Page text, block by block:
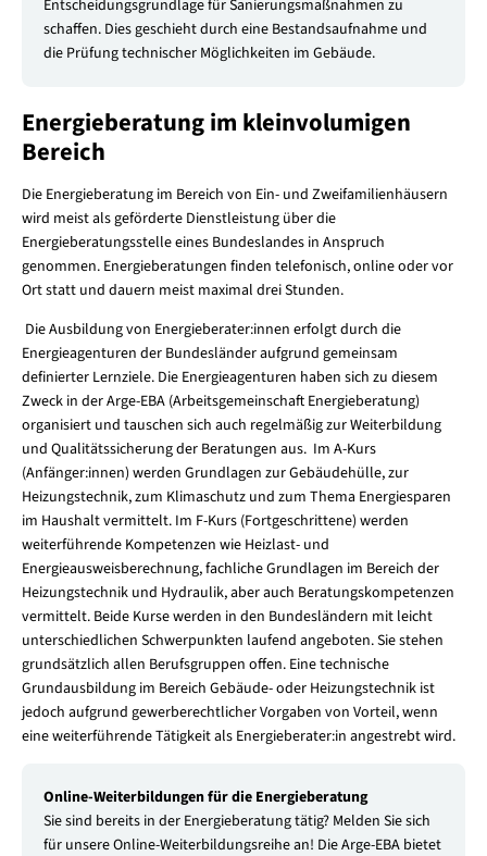
Entscheidungsgrundlage für Sanierungsmaßnahmen zu
schaffen. Dies geschieht durch eine Bestandsaufnahme und
die Prüfung technischer Möglichkeiten im Gebäude.
Energieberatung im kleinvolumigen
Bereich
Die Energieberatung im Bereich von Ein- und Zweifamilienhäusern
wird meist als geförderte Dienstleistung über die
Energieberatungsstelle eines Bundeslandes in Anspruch
genommen. Energieberatungen finden telefonisch, online oder vor
Ort statt und dauern meist maximal drei Stunden.
Die Ausbildung von Energieberater:innen erfolgt durch die
Energieagenturen der Bundesländer aufgrund gemeinsam
definierter Lernziele. Die Energieagenturen haben sich zu diesem
Zweck in der Arge-EBA (Arbeitsgemeinschaft Energieberatung)
organisiert und tauschen sich auch regelmäßig zur Weiterbildung
und Qualitätssicherung der Beratungen aus. Im A-Kurs
(Anfänger:innen) werden Grundlagen zur Gebäudehülle, zur
Heizungstechnik, zum Klimaschutz und zum Thema Energiesparen
im Haushalt vermittelt. Im F-Kurs (Fortgeschrittene) werden
weiterführende Kompetenzen wie Heizlast- und
Energieausweisberechnung, fachliche Grundlagen im Bereich der
Heizungstechnik und Hydraulik, aber auch Beratungskompetenzen
vermittelt. Beide Kurse werden in den Bundesländern mit leicht
unterschiedlichen Schwerpunkten laufend angeboten. Sie stehen
grundsätzlich allen Berufsgruppen offen. Eine technische
Grundausbildung im Bereich Gebäude- oder Heizungstechnik ist
jedoch aufgrund gewerberechtlicher Vorgaben von Vorteil, wenn
eine weiterführende Tätigkeit als Energieberater:in angestrebt wird.
Online-Weiterbildungen für die Energieberatung
Sie sind bereits in der Energieberatung tätig? Melden Sie sich
für unsere Online-Weiterbildungsreihe an! Die Arge-EBA bietet